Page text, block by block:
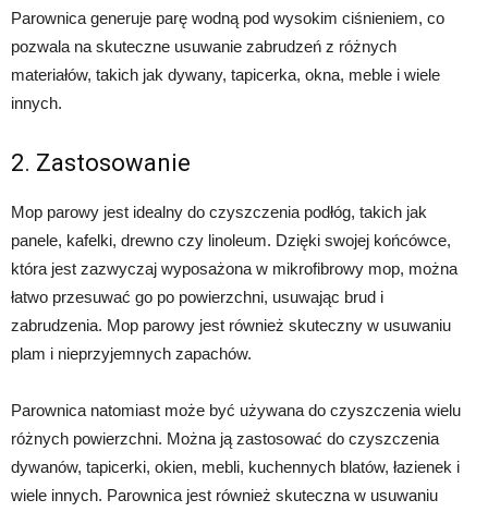
Parownica generuje parę wodną pod wysokim ciśnieniem, co
pozwala na skuteczne usuwanie zabrudzeń z różnych
materiałów, takich jak dywany, tapicerka, okna, meble i wiele
innych.
2. Zastosowanie
Mop parowy jest idealny do czyszczenia podłóg, takich jak
panele, kafelki, drewno czy linoleum. Dzięki swojej końcówce,
która jest zazwyczaj wyposażona w mikrofibrowy mop, można
łatwo przesuwać go po powierzchni, usuwając brud i
zabrudzenia. Mop parowy jest również skuteczny w usuwaniu
plam i nieprzyjemnych zapachów.
Parownica natomiast może być używana do czyszczenia wielu
różnych powierzchni. Można ją zastosować do czyszczenia
dywanów, tapicerki, okien, mebli, kuchennych blatów, łazienek i
wiele innych. Parownica jest również skuteczna w usuwaniu